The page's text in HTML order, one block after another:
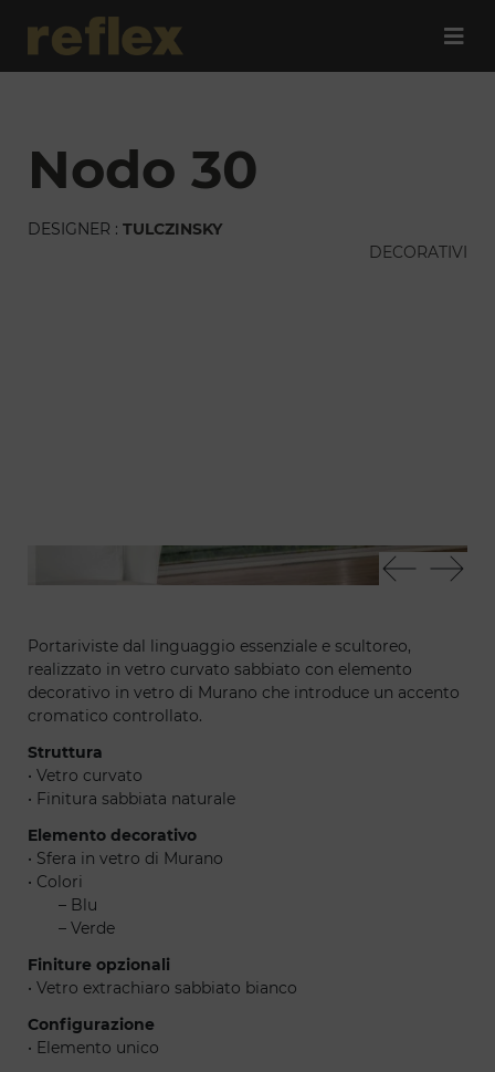
nodo 30
DESIGNER : TULCZINSKY
DECORATIVI
Portariviste dal linguaggio essenziale e scultoreo,
realizzato in vetro curvato sabbiato con elemento
decorativo in vetro di Murano che introduce un accento
cromatico controllato.
Struttura
• Vetro curvato
• Finitura sabbiata naturale
Elemento decorativo
• Sfera in vetro di Murano
• Colori
– Blu
– Verde
Finiture opzionali
• Vetro extrachiaro sabbiato bianco
Configurazione
• Elemento unico